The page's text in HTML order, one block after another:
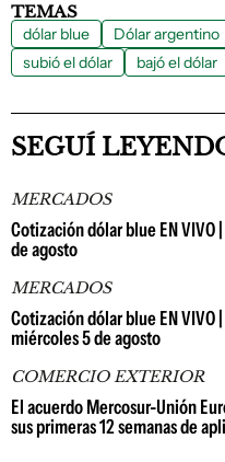
TEMAS
dólar blue Dólar argentino
subió el dólar
bajó el dólar
SEGUÍ
MERCADOS
Cotización dólar blue EN VIVO
de agosto
MERCADOS
Cotización dólar blue EN VIVO
miércoles 5 de agosto
COMERCIO EXTERIOR
El acuerdo Mercosur-Unión
sus primeras 12 semanas de